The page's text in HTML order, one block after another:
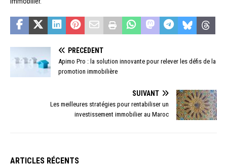
PRÉCÉDENT
Apimo Pro : la solution innovante pour relever les défis de la
promotion immobilière
SUIVANT
Les meilleures stratégies pour rentabiliser un
investissement immobilier au Maroc
ARTICLES RÉCENTS